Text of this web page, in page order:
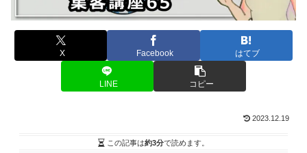
X Facebook はてブ
LINE コピー
2023.12.19
この記事は約3分で読めます。